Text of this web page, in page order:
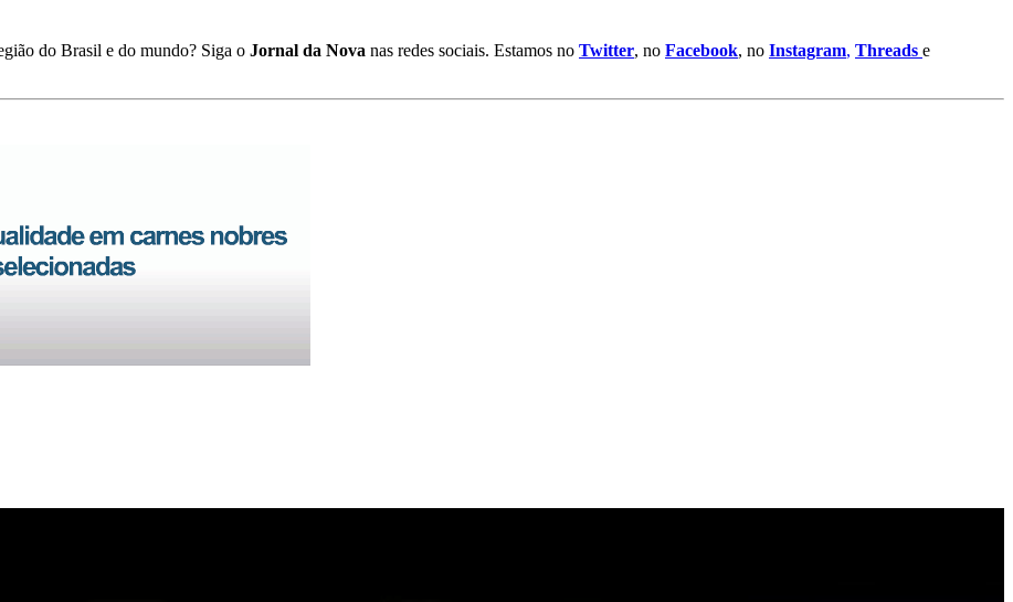
do Brasil e do mundo? Siga o Jornal da Nova nas redes sociais. Estamos no Twitter, no Facebook, no Instagram, Threads e